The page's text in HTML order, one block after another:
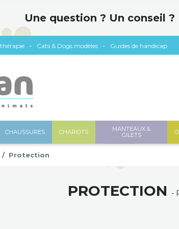
Une question ? Un conseil
Cats & Dogs modèles Guides de handicap
CHAUSSURES CHARIOTS
MANTEAUX &
GILETS
Protection
PROTECTION -